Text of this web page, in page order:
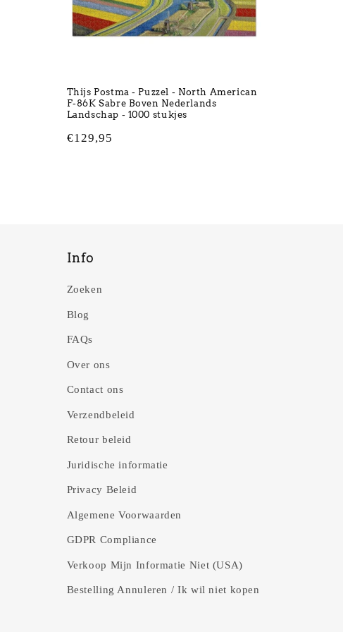
Thijs Postma - Puzzel - North American
F-86K Sabre Boven Nederlands
Landschap - 1000 stukjes
Normale
€129,95
Info
Zoeken
Blog
FAQs
Over ons
Contact ons
Verzendbeleid
Retour beleid
Juridische informatie
Privacy Beleid
Algemene Voorwaarden
GDPR Compliance
Verkoop Mijn Informatie Niet (USA)
Bestelling Annuleren / Ik wil niet kopen